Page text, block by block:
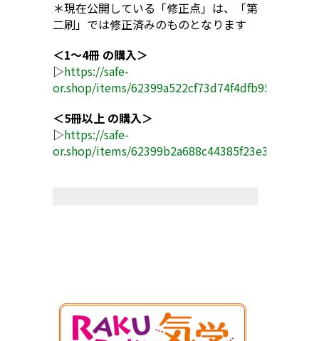
＊現在公開している「修正点」は、「第
二刷」では修正済みのものとなります
＜1〜4冊 の購入＞
▷https://safe-
or.shop/items/62399a522cf73d74f4dfb95e
＜5冊以上 の購入＞
▷https://safe-
or.shop/items/62399b2a688c44385f23e3a8